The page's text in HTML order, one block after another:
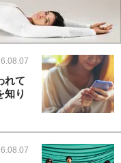
れて
知り